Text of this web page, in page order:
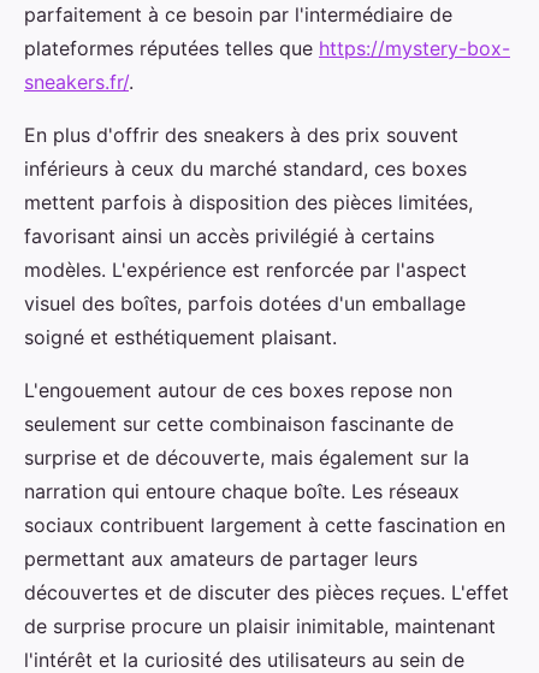
parfaitement à ce besoin par l'intermédiaire de
plateformes réputées telles que https://mystery-box-
sneakers.fr/.
En plus d'offrir des sneakers à des prix souvent
inférieurs à ceux du marché standard, ces boxes
mettent parfois à disposition des pièces limitées,
favorisant ainsi un accès privilégié à certains
modèles. L'expérience est renforcée par l'aspect
visuel des boîtes, parfois dotées d'un emballage
soigné et esthétiquement plaisant.
L'engouement autour de ces boxes repose non
seulement sur cette combinaison fascinante de
surprise et de découverte, mais également sur la
narration qui entoure chaque boîte. Les réseaux
sociaux contribuent largement à cette fascination en
permettant aux amateurs de partager leurs
découvertes et de discuter des pièces reçues. L'effet
de surprise procure un plaisir inimitable, maintenant
l'intérêt et la curiosité des utilisateurs au sein de